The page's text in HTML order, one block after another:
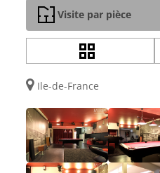
Visite par pièce
Ile-de-France